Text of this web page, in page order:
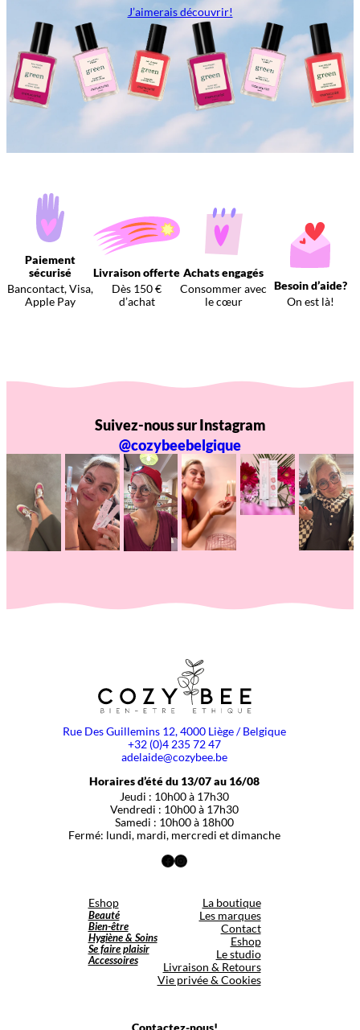
J’aimerais découvrir!
Paiement
sécurisé
Bancontact, Visa,
Apple Pay
Livraison offerte
Dès 150 €
d’achat
Achats engagés
Consommer avec
le cœur
Besoin d’aide?
On est là!
Suivez-nous sur Instagram
@cozybeebelgique
Rue Des Guillemins 12, 4000 Liège / Belgique
+32 (0)4 235 72 47
adelaide@cozybee.be
Horaires d’été du 13/07 au 16/08
Jeudi : 10h00 à 17h30
Vendredi : 10h00 à 17h30
Samedi : 10h00 à 18h00
Fermé: lundi, mardi, mercredi et dimanche
Facebook
Instagram
Eshop
Beauté
Bien-être
Hygiène & Soins
Se faire plaisir
Accessoires
La boutique
Les marques
Contact
Eshop
Le studio
Livraison & Retours
Vie privée & Cookies
Contactez-nous!